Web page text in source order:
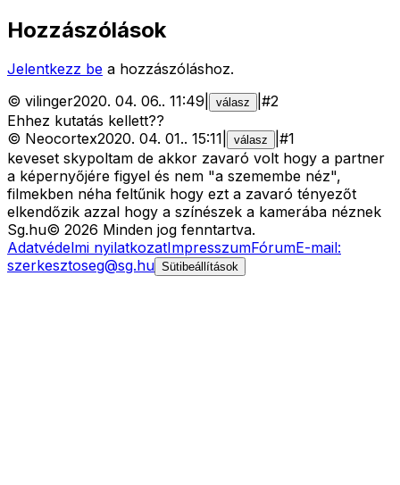
Hozzászólások
Jelentkezz be a hozzászóláshoz.
© vilinger2020. 04. 06.. 11:49 válasz #2
Ehhez kutatás kellett??
© Neocortex2020. 04. 01.. 15:11 válasz #1
keveset skypoltam de akkor zavaró volt hogy a partner
a képernyőjére figyel és nem "a szemembe néz",
filmekben néha feltűnik hogy ezt a zavaró tényezőt
elkendőzik azzal hogy a színészek a kamerába néznek
Sg.hu© 2026 Minden jog fenntartva.
Adatvédelmi nyilatkozatImpresszumFórumE-mail:
szerkesztoseg@sg.hu Sütibeállítások